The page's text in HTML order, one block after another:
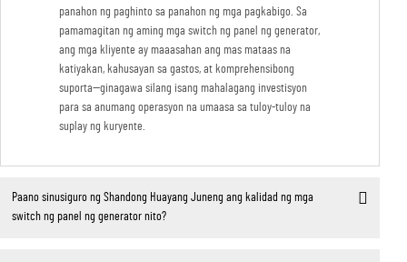
panahon ng paghinto sa panahon ng mga pagkabigo. Sa
pamamagitan ng aming mga switch ng panel ng generator,
ang mga kliyente ay maaasahan ang mas mataas na
katiyakan, kahusayan sa gastos, at komprehensibong
suporta—ginagawa silang isang mahalagang investisyon
para sa anumang operasyon na umaasa sa tuloy-tuloy na
suplay ng kuryente.
Paano sinusiguro ng Shandong Huayang Juneng ang kalidad ng mga
switch ng panel ng generator nito?